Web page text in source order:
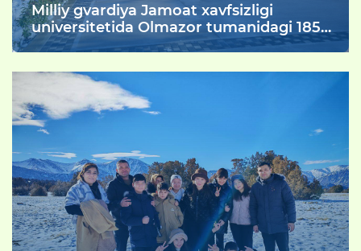
Milliy gvardiya Jamoat xavfsizligi
universitetida Olmazor tumanidagi 185-
sonli maktab o‘quvchilari uchun
kuni doirasida "Ochiq eshiklar" kuni